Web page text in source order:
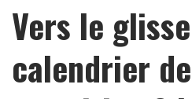
Vers le
calendrier